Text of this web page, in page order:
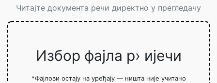
Читајте документа речи директно у прегледачу
Избор фајла р› ијечи
*Фајлови остају на уређају — ништа није учитано